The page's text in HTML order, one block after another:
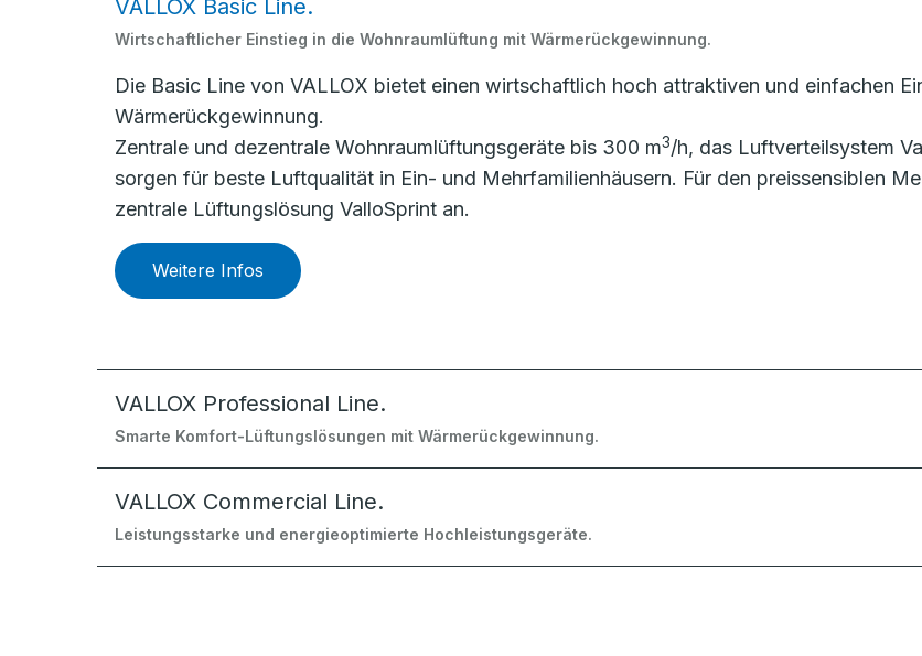
VALLOX Basic Line.
Wirtschaftlicher Einstieg in die Wohnraumlüftung mit Wärmerückgewinnung.
Die Basic Line von VALLOX bietet einen wirtschaftlich hoch attraktiven und einfachen
Wärmerückgewinnung.
Zentrale und dezentrale Wohnraumlüftungsgeräte bis 300 m3/h, das Luftverteilsystem
sorgen für beste Luftqualität in Ein- und Mehrfamilienhäusern. Für den preissensiblen
zentrale Lüftungslösung ValloSprint an.
Weitere Infos
VALLOX Professional Line.
Smarte Komfort-Lüftungslösungen mit Wärmerückgewinnung.
VALLOX Commercial Line.
Leistungsstarke und energieoptimierte Hochleistungsgeräte.